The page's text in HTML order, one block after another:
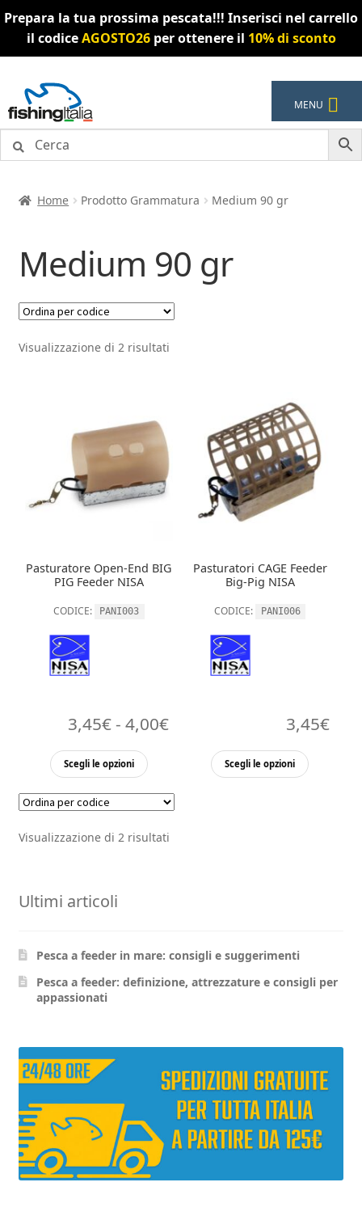
Prepara la tua prossima pescata!!! Inserisci nel carrello
il codiceAGOSTO26per ottenere il 10% di sconto
alla
navigazione
al
contenuto
MENU
Home Prodotto Grammatura Medium 90 gr
Medium 90 gr
Visualizzazione di 2 risultati
Pasturatore Open-End BIG
PIG Feeder NISA
CODICE: PANI003
3,45€- 4,00€Fascia
prezzo:
da
3,45€
Scegli le opzioni
Questo
ha
varianti.
nella
pagina
Pasturatori CAGE Feeder
Big-Pig NISA
CODICE: PANI006
3,45€
Scegli le opzioni
Questo
pagina
Visualizzazione di 2 risultati
Ultimi articoli
Pesca a feeder in mare: consigli e suggerimenti
Pesca a feeder: definizione, attrezzature e consigli per
appassionati